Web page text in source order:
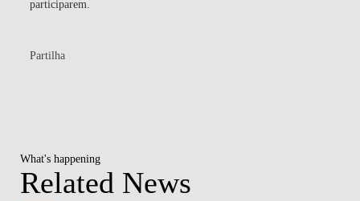
participarem.
Partilha
What's happening
Related News